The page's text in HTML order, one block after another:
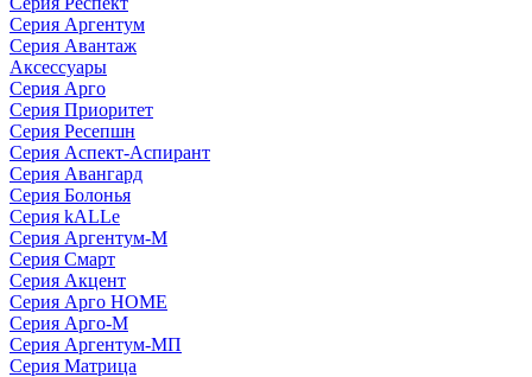
Серия Аргентум
Серия Авантаж
Аксессуары
Серия Арго
Серия Приоритет
Серия Ресепшн
Серия Аспект-Аспирант
Серия Авангард
Серия Болонья
Серия kALLe
Серия Аргентум-М
Серия Смарт
Серия Акцент
Серия Арго HOME
Серия Арго-М
Серия Аргентум-МП
Серия Матрица